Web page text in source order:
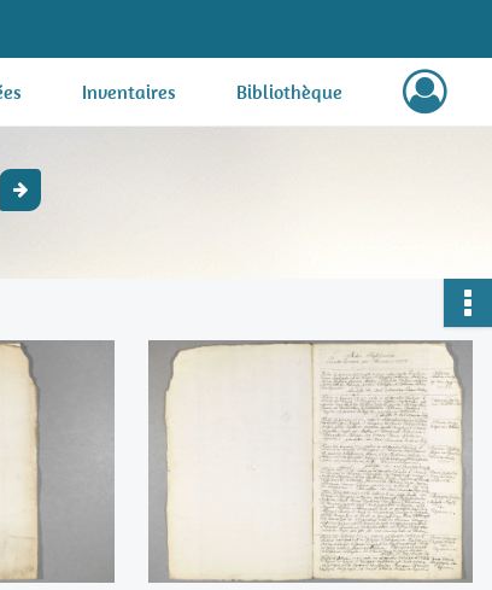
Inventaires Bibliothèque